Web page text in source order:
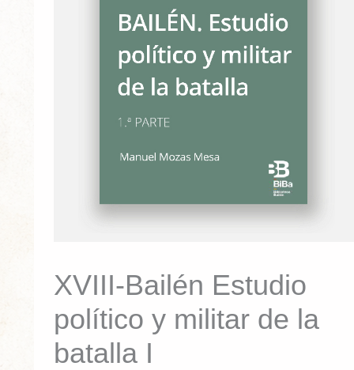
XVIII-Bailén Estudio
político y militar de la
batalla I